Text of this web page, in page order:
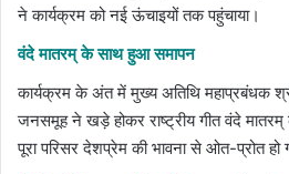
ने कार्यक्रम को नई ऊंचाइयों तक पहुंचाया।
वंदे मातरम् के साथ हुआ समापन
कार्यक्रम के अंत में मुख्य अतिथि महाप्रबंधक
जनसमूह ने खड़े होकर राष्ट्रीय गीत वंदे मातरम्
पूरा परिसर देशप्रेम की भावना से ओत-प्रोत हो